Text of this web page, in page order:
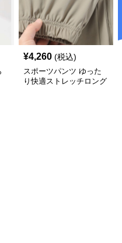
¥4,260 (税込)
スポーツパンツ ゆった
り快適ストレッチロング